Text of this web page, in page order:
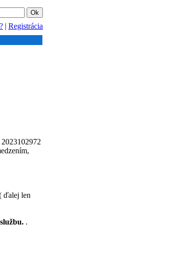
| Registrácia
ďalej len
.